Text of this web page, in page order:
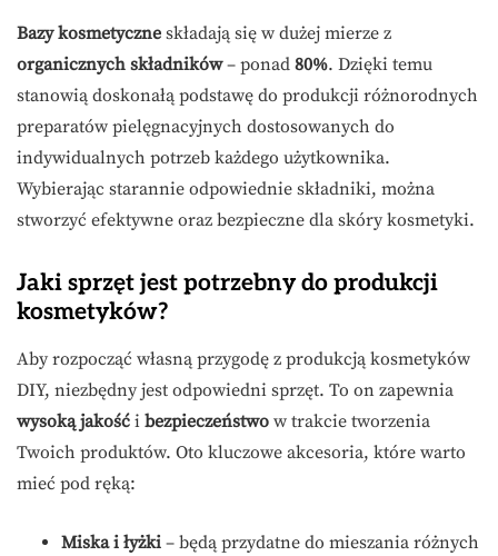
Bazy kosmetyczne składają się w dużej mierze z
organicznych składników– ponad 80%. Dzięki temu
stanowią doskonałą podstawę do produkcji różnorodnych
preparatów pielęgnacyjnych dostosowanych do
indywidualnych potrzeb każdego użytkownika.
Wybierając starannie odpowiednie składniki, można
stworzyć efektywne oraz bezpieczne dla skóry kosmetyki.
Jaki sprzęt jest potrzebny do produkcji
kosmetyków?
Aby rozpocząć własną przygodę z produkcją kosmetyków
DIY, niezbędny jest odpowiedni sprzęt. To on zapewnia
wysoką jakość i bezpieczeństwo w trakcie tworzenia
Twoich produktów. Oto kluczowe akcesoria, które warto
mieć pod ręką:
Miska i łyżki – będą przydatne do mieszania różnych